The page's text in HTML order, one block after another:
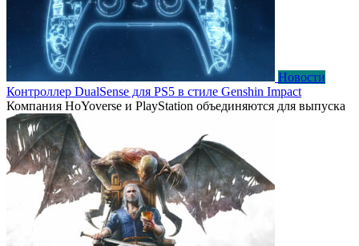
Новости
Контроллер DualSense для PS5 в стиле Genshin Impact
Компания HoYoverse и PlayStation объединяются для выпуска